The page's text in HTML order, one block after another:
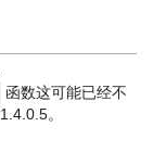
函数这可能已经不
。